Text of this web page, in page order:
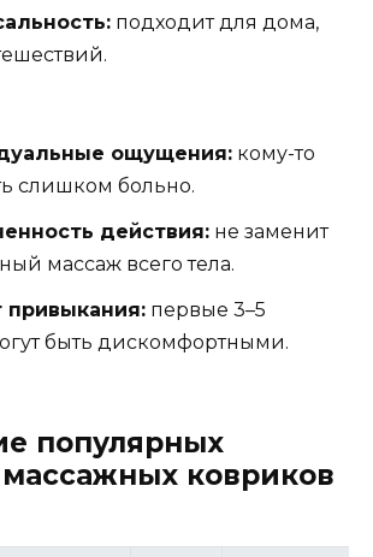
подходит для дома,
ощущения: кому-то
слишком больно.
действия: не заменит
массаж всего тела.
привыкания: первые 3–5
быть дискомфортными.
популярных
ковриков